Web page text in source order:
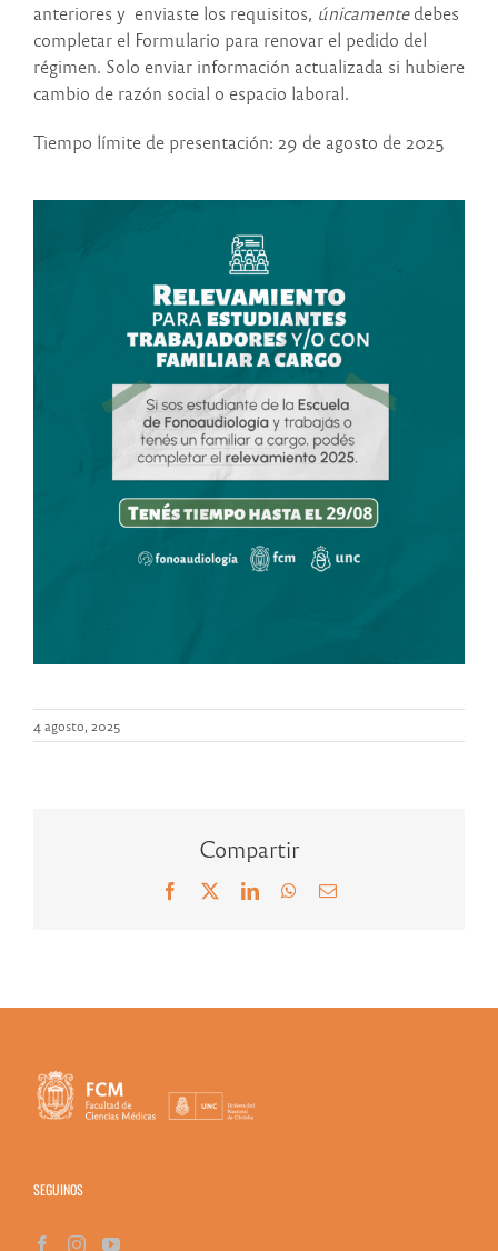
anteriores y enviaste los requisitos, únicamentedebes
completar el Formulario para renovar el pedido del
régimen. Solo enviar información actualizada si hubiere
cambio de razón social o espacio laboral.
Tiempo límite de presentación: 29 de agosto de 2025
4 agosto, 2025
Compartir
Facebook LinkedInWhatsApp
Correo
SEGUINOS